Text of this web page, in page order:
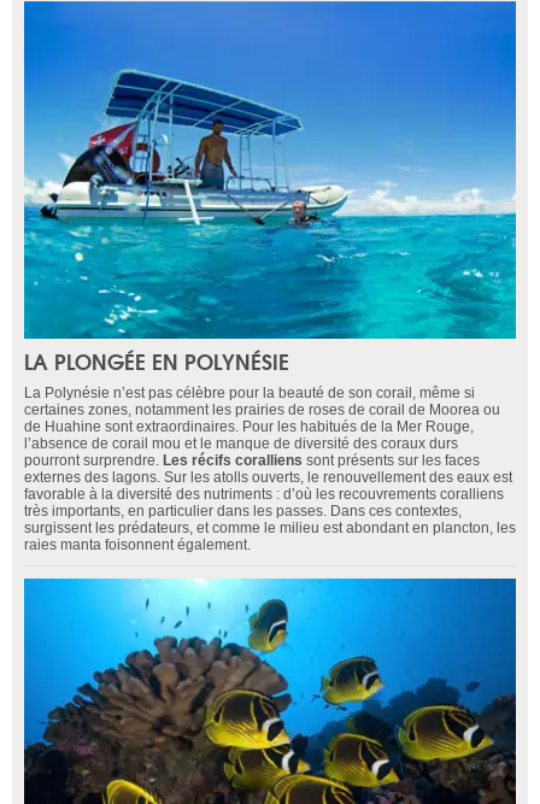
LA PLONGÉE EN POLYNÉSIE
La Polynésie n’est pas célèbre pour la beauté de son corail, même si
certaines zones, notamment les prairies de roses de corail de Moorea ou
de Huahine sont extraordinaires. Pour les habitués de la Mer Rouge,
l’absence de corail mou et le manque de diversité des coraux durs
pourront surprendre. Les récifs coralliens sont présents sur les faces
externes des lagons. Sur les atolls ouverts, le renouvellement des eaux est
favorable à la diversité des nutriments : d’où les recouvrements coralliens
très importants, en particulier dans les passes. Dans ces contextes,
surgissent les prédateurs, et comme le milieu est abondant en plancton, les
raies manta foisonnent également.